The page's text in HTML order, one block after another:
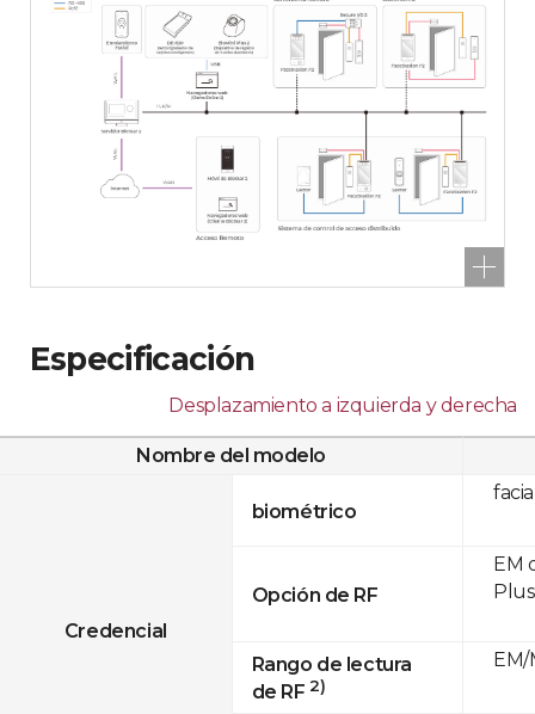
Especificación
Desplazamiento a izquierda y derecha
Nombre del modelo
Credencial
biométrico
Opción de RF
Rango de lectura
de RF 2)
EM
EM/